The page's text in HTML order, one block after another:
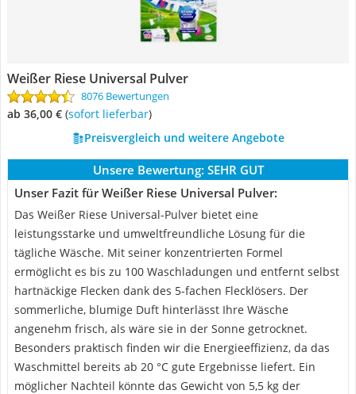
Weißer Riese Universal Pulver
8076 Bewertungen
ab 36,00 € ( Sofort lieferbar)
Preisvergleich und weitere Angebote
Unsere Bewertung: SEHR GUT
Unser Fazit für Weißer Riese Universal Pulver:
Das Weißer Riese Universal-Pulver bietet eine
leistungsstarke und umweltfreundliche Lösung für die
tägliche Wäsche. Mit seiner konzentrierten Formel
ermöglicht es bis zu 100 Waschladungen und entfernt selbst
hartnäckige Flecken dank des 5-fachen Flecklösers. Der
sommerliche, blumige Duft hinterlässt Ihre Wäsche
angenehm frisch, als wäre sie in der Sonne getrocknet.
Besonders praktisch finden wir die Energieeffizienz, da das
Waschmittel bereits ab 20 °C gute Ergebnisse liefert. Ein
möglicher Nachteil könnte das Gewicht von 5,5 kg der